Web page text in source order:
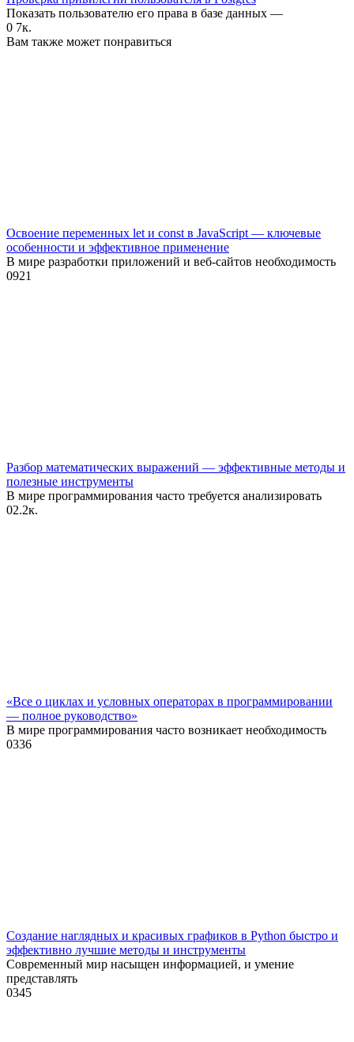
Показать пользователю его права в базе данных —
0 7к.
Вам также может понравиться
Освоение переменных let и const в JavaScript — ключевые
особенности и эффективное применение
В мире разработки приложений и веб-сайтов необходимость
0921
Разбор математических выражений — эффективные методы и
полезные инструменты
В мире программирования часто требуется анализировать
02.2к.
«Все о циклах и условных операторах в программировании
— полное руководство»
В мире программирования часто возникает необходимость
0336
Создание наглядных и красивых графиков в Python быстро и
эффективно лучшие методы и инструменты
Современный мир насыщен информацией, и умение
представлять
0345